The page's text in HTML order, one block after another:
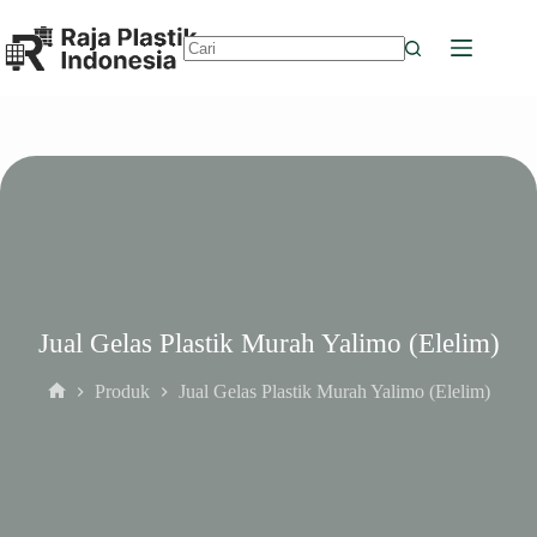
to
content
Jual Gelas Plastik Murah Yalimo (Elelim)
Produk Jual Gelas Plastik Murah Yalimo (Elelim)